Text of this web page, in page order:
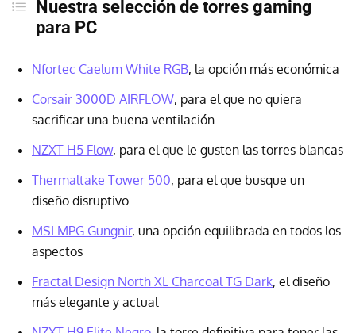
Nuestra selección de torres gaming
para PC
Nfortec Caelum White RGB, la opción más económica
Corsair 3000D AIRFLOW, para el que no quiera
sacrificar una buena ventilación
NZXT H5 Flow, para el que le gusten las torres blancas
Thermaltake Tower 500, para el que busque un
diseño disruptivo
MSI MPG Gungnir, una opción equilibrada en todos los
aspectos
Fractal Design North XL Charcoal TG Dark, el diseño
más elegante y actual